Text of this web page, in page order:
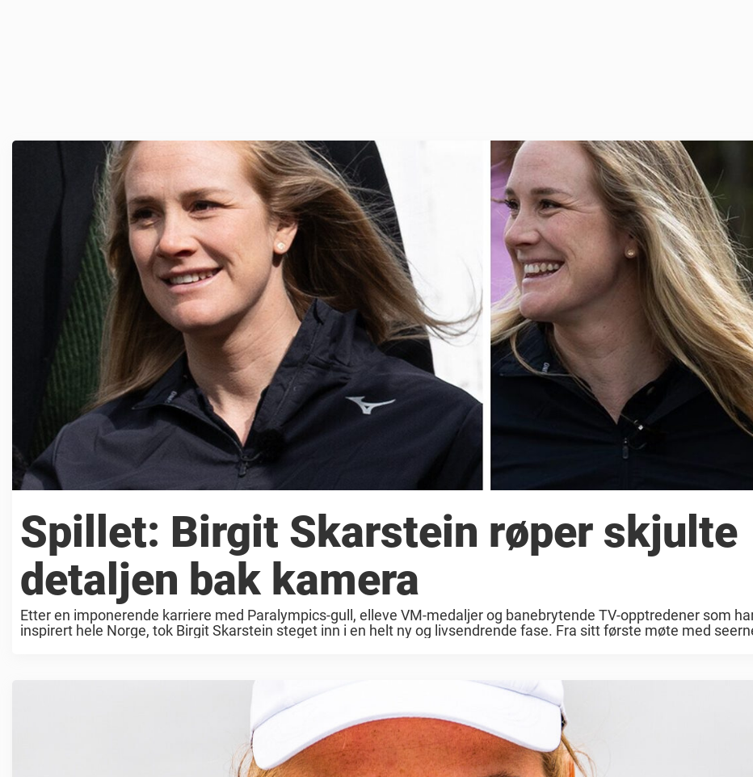
Spillet: Birgit Skarstein røper skjulte
detaljen bak kamera
Etter en imponerende karriere med Paralympics-gull, elleve VM-medaljer og banebrytende TV-opptredener som
inspirert hele Norge, tok Birgit Skarstein steget inn i en helt ny og livsendrende fase. Fra sitt første møte med